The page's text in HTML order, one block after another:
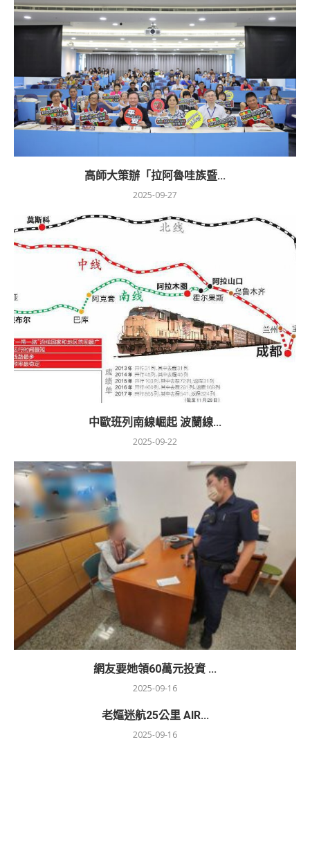
高師大策辦「拉阿魯哇族暨...
2025-09-27
中歐班列南線崛起 波蘭線...
2025-09-22
網友要她領60萬元投資 ...
2025-09-16
老嫗迷航25公里 AIR...
2025-09-16